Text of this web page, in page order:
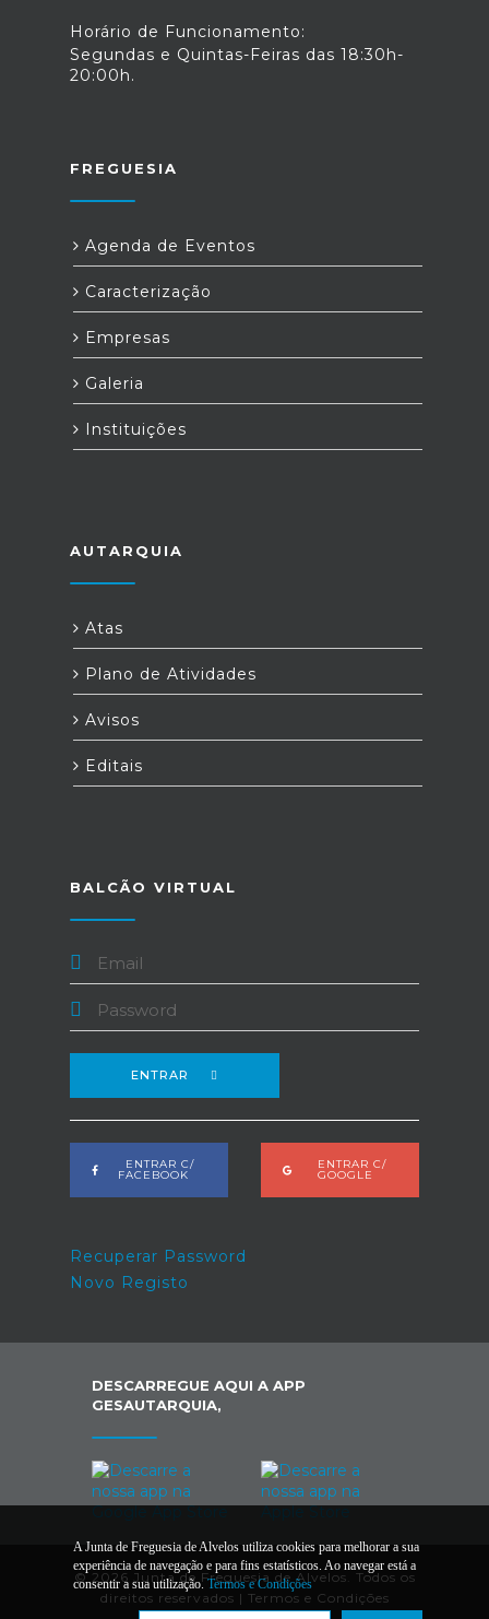
Horário de Funcionamento:
Segundas e Quintas-Feiras das 18:30h-
20:00h.
FREGUESIA
Agenda de Eventos
Caracterização
Empresas
Galeria
Instituições
AUTARQUIA
Atas
Plano de Atividades
Avisos
Editais
BALCÃO VIRTUAL
ENTRAR
ENTRAR C/
FACEBOOK
ENTRAR C/
GOOGLE
Recuperar Password
Novo Registo
DESCARREGUE AQUI A APP
GESAUTARQUIA,
© 2026 Junta de Freguesia de Alvelos. Todos os
direitos reservados | Termos e Condições
A Junta de Freguesia de Alvelos utiliza cookies para melhorar a sua
experiência de navegação e para fins estatísticos. Ao navegar está a
consentir a sua utilização. Termos e Condições